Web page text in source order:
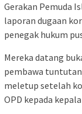
Gerakan Pemuda
laporan dugaan
penegak hukum
Mereka datang
pembawa
meletup setelah
OPD kepada